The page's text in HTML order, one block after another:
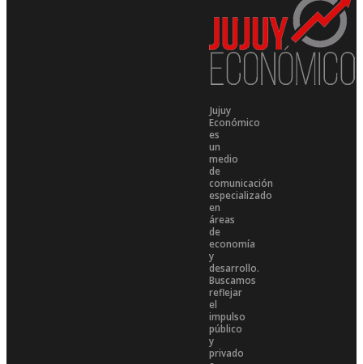
Jujuy
Económico
es
un
medio
de
comunicación
especializado
en
áreas
de
economía
y
desarrollo.
Buscamos
reflejar
el
impulso
público
y
privado